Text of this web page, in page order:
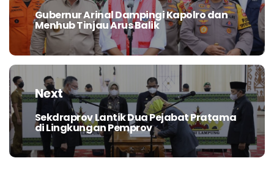
Previous
post:
Gubernur Arinal Dampingi Kapolro dan
Menhub Tinjau Arus Balik
Next
Next
post:
Sekdraprov Lantik Dua Pejabat Pratama
di Lingkungan Pemprov